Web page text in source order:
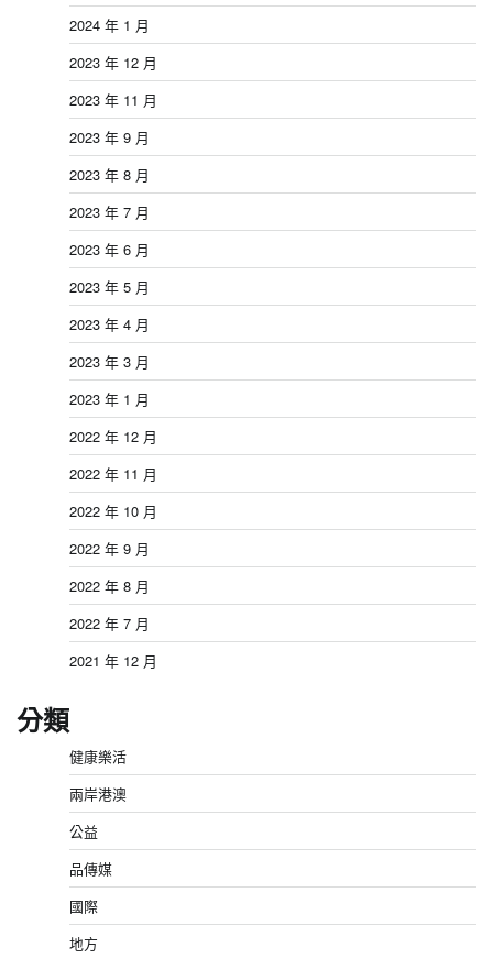
2024 年 1 月
2023 年 12 月
2023 年 11 月
2023 年 9 月
2023 年 8 月
2023 年 7 月
2023 年 6 月
2023 年 5 月
2023 年 4 月
2023 年 3 月
2023 年 1 月
2022 年 12 月
2022 年 11 月
2022 年 10 月
2022 年 9 月
2022 年 8 月
2022 年 7 月
2021 年 12 月
分類
健康樂活
兩岸港澳
公益
品傳媒
國際
地方